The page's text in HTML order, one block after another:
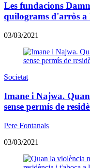
Les fundacions
quilograms d'arròs a
03/03/2021
Societat
Imane i Najwa.
sense permís de
Pere Fontanals
03/03/2021